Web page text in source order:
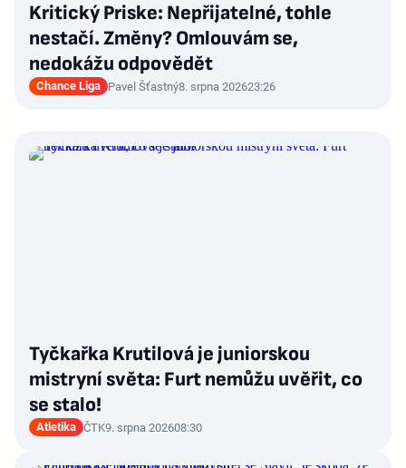
Kritický Priske: Nepřijatelné, tohle
nestačí. Změny? Omlouvám se,
nedokážu odpovědět
Chance Liga Pavel Šťastný8. srpna 202623:26
Tyčkařka Krutilová je juniorskou
mistryní světa: Furt nemůžu uvěřit, co
se stalo!
Atletika ČTK9. srpna 202608:30